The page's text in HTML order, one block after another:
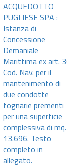
ACQUEDOTTO
PUGLIESE SPA :
Istanza di
Concessione
Demaniale
Marittima ex art.
Cod. Nav. per il
mantenimento di
due condotte
fognarie prementi
per una superficie
complessiva di mq.
13.696. Testo
completo in
allegato.